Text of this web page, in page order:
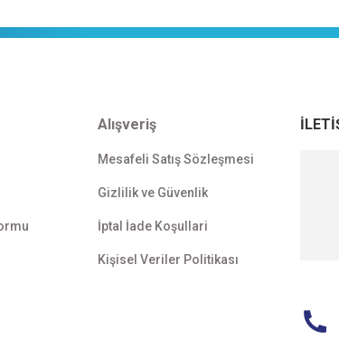
Alışveriş
Mesafeli Satış Sözleşmesi
Gizlilik ve Güvenlik
İptal İade Koşullari
Kişisel Veriler Politikası